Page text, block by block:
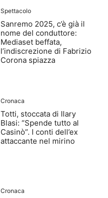
Spettacolo
Sanremo 2025, c’è già il
nome del conduttore:
Mediaset beffata,
l’indiscrezione di Fabrizio
Corona spiazza
Cronaca
Totti, stoccata di Ilary
Blasi: “Spende tutto al
Casinò”. I conti dell’ex
attaccante nel mirino
Cronaca